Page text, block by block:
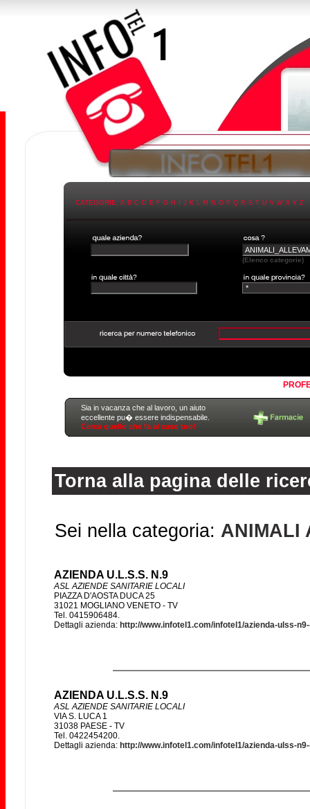
CATEGORIE: A B C D E F G H J K L M N O P Q R S T U V W X Y Z
(Elenco categorie)
Sia in vacanza che al lavoro, un aiuto
eccellente pu� essere indispensabile.
Cerca quello che fa al caso tuo!
Torna alla pagina delle
Sei nella categoria: ANIMALI
AZIENDA U.L.S.S. N.9
ASL AZIENDE SANITARIE LOCALI
PIAZZA D'AOSTA DUCA 25
31021 MOGLIANO VENETO - TV
Tel. 0415906484.
Dettagli azienda: http://www.infotel1.com/infotel1/azienda-ulss-
AZIENDA U.L.S.S. N.9
ASL AZIENDE SANITARIE LOCALI
VIA S. LUCA 1
31038 PAESE - TV
Tel. 0422454200.
Dettagli azienda: http://www.infotel1.com/infotel1/azienda-ulss-